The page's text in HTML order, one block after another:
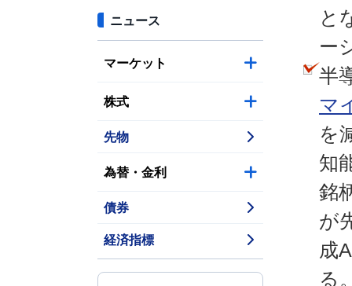
ニュース
マーケット
株式
先物
為替・金利
債券
経済指標
と
ー
半
マ
を
知
銘
が
成
る